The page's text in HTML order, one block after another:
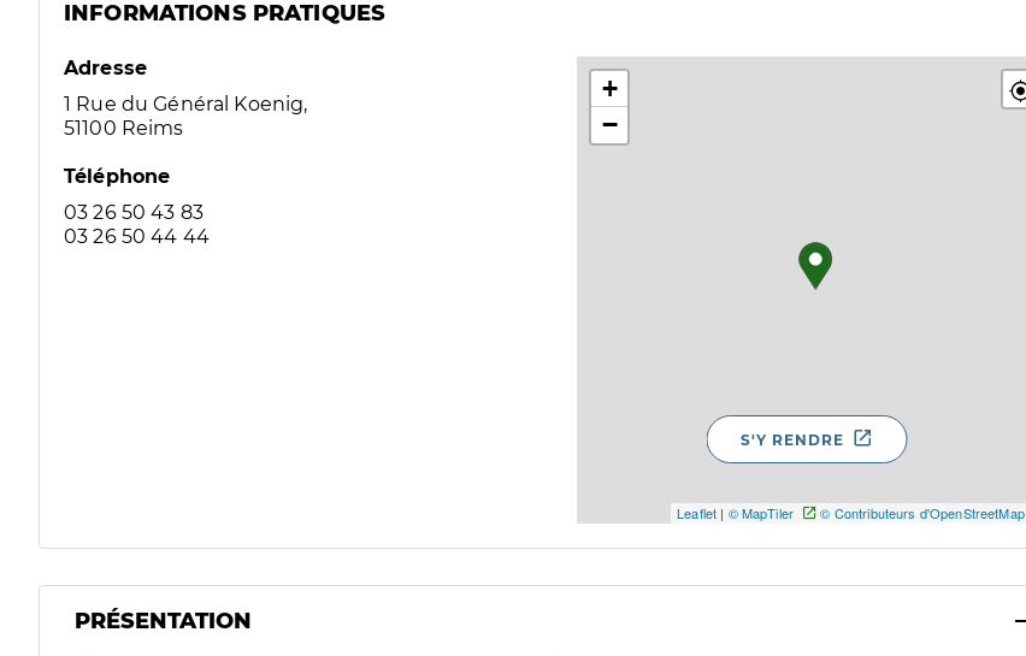
INFORMATIONS PRATIQUES
Adresse
1 Rue du Général Koenig,
51100 Reims
Téléphone
03 26 50 43 83
03 26 50 44 44
+
−
Leaflet | © MapTiler © Contributeurs d'OpenStreetMap
S'Y RENDRE
PRÉSENTATION